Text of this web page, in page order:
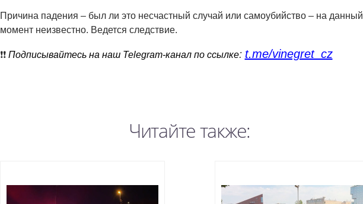
Причина падения – был ли это несчастный случай или самоубийство – на данный
момент неизвестно. Ведется следствие.
❗️❗️ Подписывайтесь на наш Telegram-канал по ссылке: t.me/vinegret_cz
Читайте также: